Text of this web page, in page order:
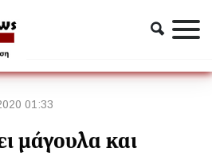
και ξεγυμνώνει κώλους! (γιατί το
01:33
μάγουλα και